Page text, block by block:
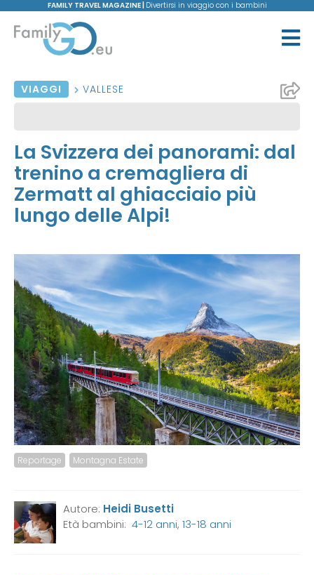
FAMILY TRAVEL MAGAZINE | Divertirsi in viaggio con i bambini
VIAGGI VALLESE
La Svizzera dei panorami: dal
trenino a cremagliera di
Zermatt al ghiacciaio più
lungo delle Alpi!
Reportage Montagna Estate
Autore: Heidi Busetti
Età bambini: 4-12 anni, 13-18 anni